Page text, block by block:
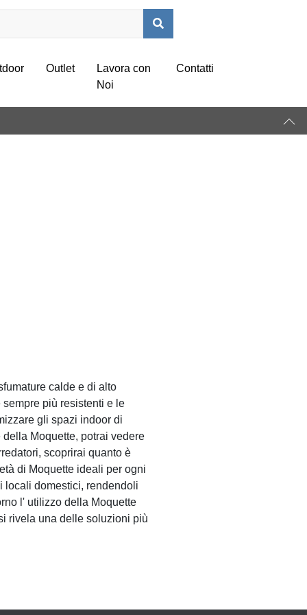
Outlet
Lavora con
Noi
Contatti
calde e di alto
più resistenti e le
gli spazi indoor di
Moquette, potrai vedere
scoprirai quanto è
di Moquette ideali per ogni
locali domestici, rendendoli
l' utilizzo della Moquette
rivela una delle soluzioni più